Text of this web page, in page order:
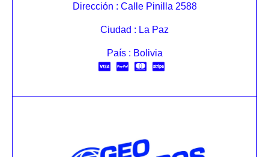
Dirección : Calle Pinilla 2588
Ciudad : La Paz
País : Bolivia